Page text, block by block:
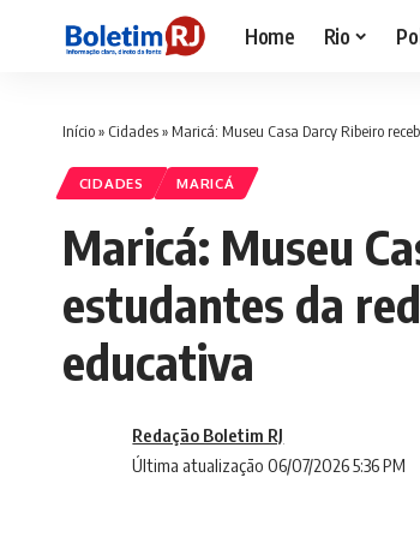
Home Rio
Início» Cidades» Maricá: Museu Casa Darcy Ribeiro
CIDADES MARICÁ
Maricá: Museu
estudantes da
educativa
Última atualização 06/07/2026 5:36 PM
Redação Boletim RJ